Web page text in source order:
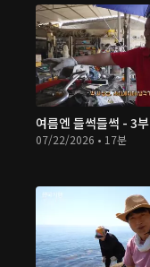
여름엔 들썩들썩 - 3부
07/22/2026 • 17분